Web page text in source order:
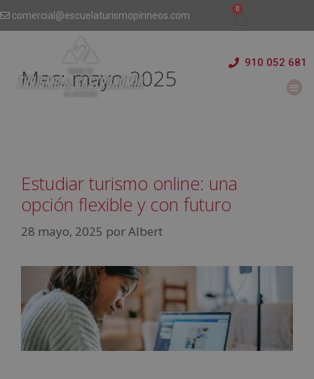
comercial@escuelaturismopirineos.com
910 052 681
Mes:mayo 2025
Estudiar turismo online: una
opción flexible y con futuro
28 mayo, 2025 porAlbert